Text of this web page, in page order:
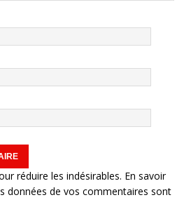
réduire les indésirables. En savoir
données de vos commentaires sont